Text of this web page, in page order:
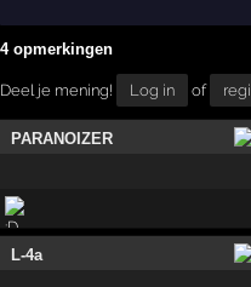
4 opmerkingen
Deel je mening! Log in of
PARANOIZER
L-4a